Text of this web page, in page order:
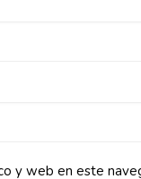
y web en este